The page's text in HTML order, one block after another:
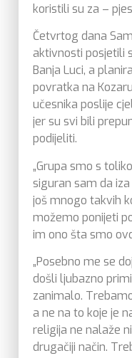
koristili su za –
Četvrtog dana
aktivnosti posjetili
Banja Luci, a
povratka na
učesnika poslije
jer su svi bili
podijeliti.
„Grupa smo s
siguran sam da
još mnogo takvih
možemo ponijeti
im ono šta smo
„Posebno me se
došli ljubazno
zanimalo.
a ne na to koje je
religija ne nalaže
drugačiji način.